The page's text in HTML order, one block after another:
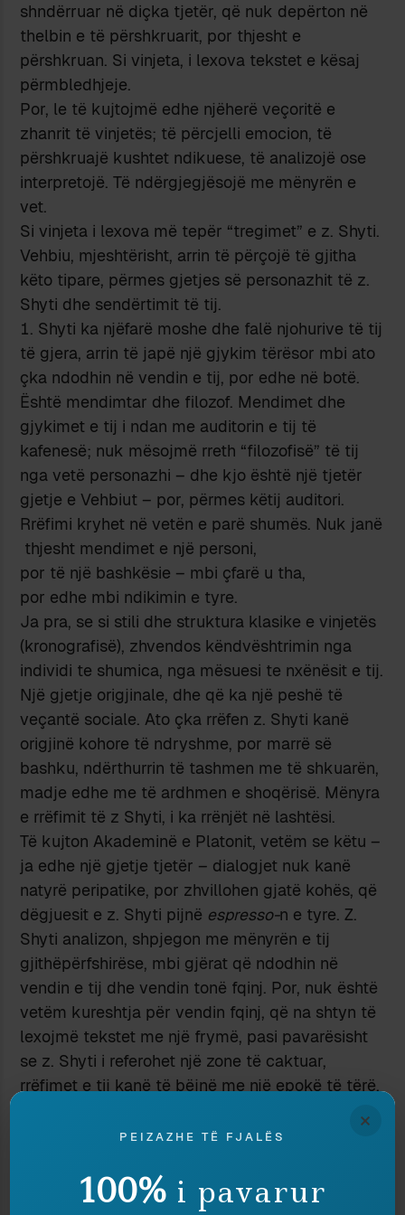
shndërruar në diçka tjetër, që nuk depërton në
thelbin e të përshkruarit, por thjesht e
përshkruan. Si vinjeta, i lexova tekstet e kësaj
përmbledhjeje.
Por, le të kujtojmë edhe njëherë veçoritë e
zhanrit të vinjetës; të përcjelli emocion, të
përshkruajë kushtet ndikuese, të analizojë ose
interpretojë. Të ndërgjegjësojë me mënyrën e
vet.
Si vinjeta i lexova më tepër “tregimet” e z. Shyti.
Vehbiu, mjeshtërisht, arrin të përçojë të gjitha
këto tipare, përmes gjetjes së personazhit të z.
Shyti dhe sendërtimit të tij.
Shyti ka njëfarë moshe dhe falë njohurive të tij
të gjera, arrin të japë një gjykim tërësor mbi ato
çka ndodhin në vendin e tij, por edhe në botë.
Është mendimtar dhe filozof. Mendimet dhe
gjykimet e tij i ndan me auditorin e tij të
kafenesë; nuk mësojmë rreth “filozofisë” të tij
nga vetë personazhi – dhe kjo është një tjetër
gjetje e Vehbiut – por, përmes këtij auditori.
Rrëfimi kryhet në vetën e parë shumës. Nuk janë
thjesht mendimet e një personi,
por të një bashkësie – mbi çfarë u tha,
por edhe mbi ndikimin e tyre.
Ja pra, se si stili dhe struktura klasike e vinjetës
(kronografisë), zhvendos këndvështrimin nga
individi te shumica, nga mësuesi te nxënësit e tij.
Një gjetje origjinale, dhe që ka një peshë të
veçantë sociale. Ato çka rrëfen z. Shyti kanë
origjinë kohore të ndryshme, por marrë së
bashku, ndërthurrin të tashmen me të shkuarën,
madje edhe me të ardhmen e shoqërisë. Mënyra
e rrëfimit të z Shyti, i ka rrënjët në lashtësi.
Të kujton Akademinë e Platonit, vetëm se këtu –
ja edhe një gjetje tjetër – dialogjet nuk kanë
natyrë peripatike, por zhvillohen gjatë kohës, që
dëgjuesit e z. Shyti pijnë espresso-n e tyre. Z.
Shyti analizon, shpjegon me mënyrën e tij
gjithëpërfshirëse, mbi gjërat që ndodhin në
vendin e tij dhe vendin tonë fqinj. Por, nuk është
vetëm kureshtja për vendin fqinj, që na shtyn të
lexojmë tekstet me një frymë, pasi pavarësisht
se z. Shyti i referohet një zone të caktuar,
rrëfimet e tij kanë të bëjnë me një epokë të tërë,
në Tërësi dhe nga Tërësia në Të Pjesshmen.
Do përqëndrohem në dy tekste që të shpjegoj
×
PEIZAZHE TË FJALËS
100% i pavarur